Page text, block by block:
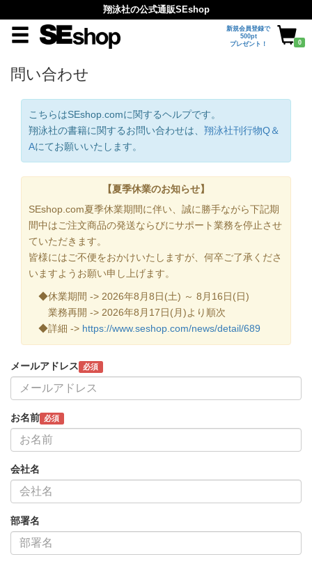
翔泳社の公式通販SEshop
新規会員登録で
500pt
プレゼント！
0
問い合わせ
こちらはSEshop.comに関するヘルプです。
翔泳社の書籍に関するお問い合わせは、 翔泳社刊行物Q＆
Aにてお願いいたします。
【夏季休業のお知らせ】
SEshop.com夏季休業期間に伴い、誠に勝手ながら下記期
間中はご注文商品の発送ならびにサポート業務を停止させ
ていただきます。
皆様にはご不便をおかけいたしますが、何卒ご了承くださ
いますようお願い申し上げます。
◆休業期間 -> 2026年8月8日(土) ～ 8月16日(日)
業務再開 -> 2026年8月17日(月)より順次
◆詳細 -> https://www.seshop.com/news/detail/689
メールアドレス 必須
お名前 必須
会社名
部署名